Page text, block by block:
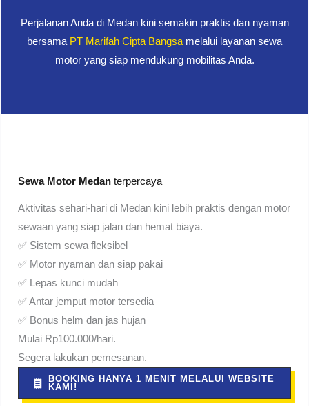
Perjalanan Anda di Medan kini semakin praktis dan nyaman
bersama PT Marifah Cipta Bangsa melalui layanan sewa
motor yang siap mendukung mobilitas Anda.
Sewa Motor Medanterpercaya
Aktivitas sehari-hari di Medan kini lebih praktis dengan motor
sewaan yang siap jalan dan hemat biaya.
✅ Sistem sewa fleksibel
✅ Motor nyaman dan siap pakai
✅ Lepas kunci mudah
✅ Antar jemput motor tersedia
✅ Bonus helm dan jas hujan
Mulai Rp100.000/hari.
Segera lakukan pemesanan.
BOOKING HANYA 1 MENIT MELALUI WEBSITE
KAMI!